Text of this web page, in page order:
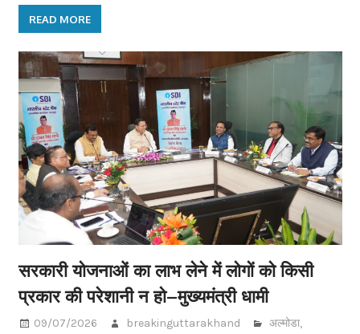
READ MORE
सरकारी योजनाओं का लाभ लेने में लोगों को किसी
प्रकार की परेशानी न हो–मुख्यमंत्री धामी
09/07/2026 breakinguttarakhand अल्मोडा,